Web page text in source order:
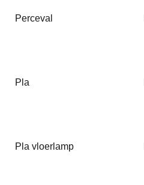
Perceval
Pla
Pla vloerlamp